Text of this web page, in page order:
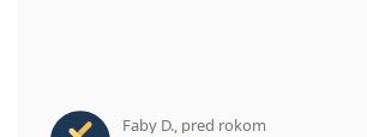
Faby D., pred rokom